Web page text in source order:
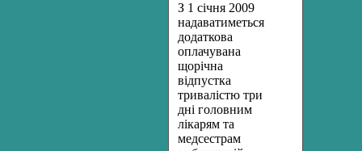
З 1 січня 2009
надаватиметься
додаткова
оплачувана
щорічна
відпустка
тривалістю три
дні головним
лікарям та
медсестрам